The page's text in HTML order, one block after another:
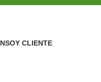
SOY CLIENTE